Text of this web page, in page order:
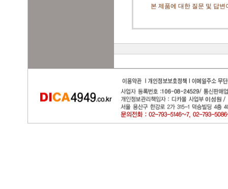
본 제품에 대한 질문 및 답